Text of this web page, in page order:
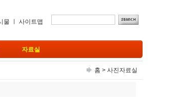
물 사이트맵
자료실
홈 > 사진자료실